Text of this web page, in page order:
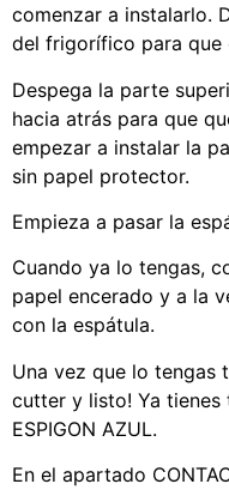
comenzar a instalarlo.
del frigorífico para que
Despega la parte
hacia atrás para que
empezar a instalar la
sin papel protector.
Empieza a pasar la
Cuando ya lo tengas,
papel encerado y a la
con la espátula.
Una vez que lo tengas
cutter y listo! Ya
ESPIGON AZUL.
En el apartado